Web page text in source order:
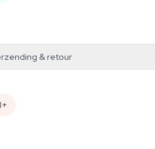
& retour